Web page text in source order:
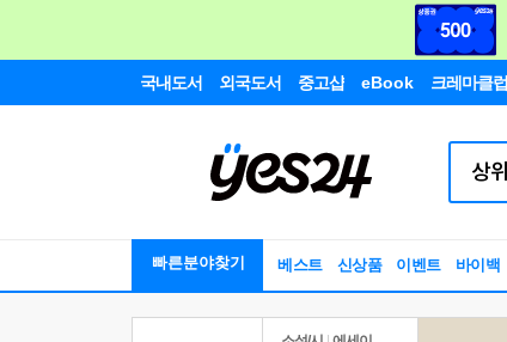
국내도서 외국도서 중고샵 eBook 크레마클럽
빠른분야찾기 베스트 신상품 이벤트 바이백